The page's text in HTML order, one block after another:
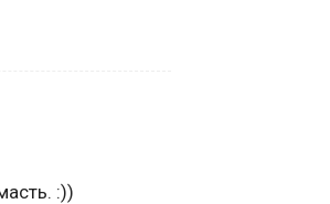
:))